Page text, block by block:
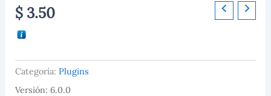
$3.50
Categoría: Plugins
Versión: 6.0.0
WPC
Smart
Wishlist
for
Premium
cantidad